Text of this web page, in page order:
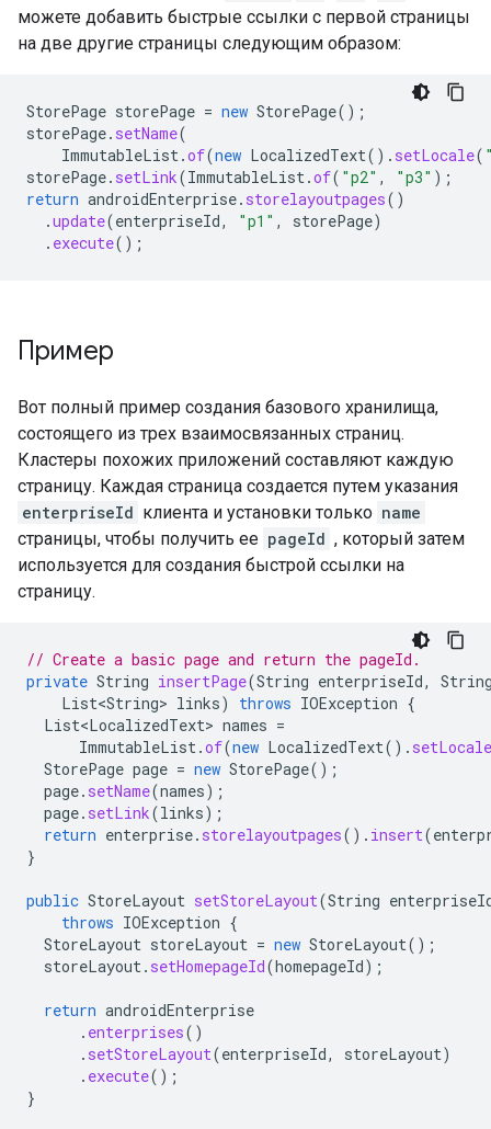
можете добавить быстрые ссылки с первой страницы
на две другие страницы следующим образом:
StorePage storePage = new StorePage();
storePage. setName(
ImmutableList .of(new LocalizedText(). setLocale(
storePage. setLink(ImmutableList .of( "p2" , "p3" );
return androidEnterprise. storelayoutpages()
.update(enterpriseId, "p1" , storePage)
. execute();
Пример
Вот полный пример создания базового хранилища,
состоящего из трех взаимосвязанных страниц.
Кластеры похожих приложений составляют каждую
страницу. Каждая страница создается путем указания
enterpriseId клиента и установки только name
страницы, чтобы получить ее pageId , который затем
используется для создания быстрой ссылки на
страницу.
// Create a basic page and return the pageId.
private String insertPage(String enterpriseId,
List<String> links) throws IOException {
List<LocalizedText> names =
ImmutableList .of(new LocalizedText(). setLocale
StorePage page = new StorePage();
page. setName(names);
page. setLink(links);
return enterprise. storelayoutpages(). insert(
}
public StoreLayout setStoreLayout(String
throws IOException {
StoreLayout storeLayout = new StoreLayout();
storeLayout . setHomepageId(homepageId);
return androidEnterprise
. enterprises()
. setStoreLayout(enterpriseId, storeLayout)
. execute();
}